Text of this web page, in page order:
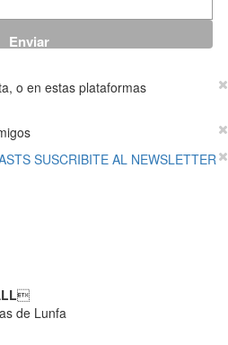
o en estas plataformas
SUSCRIBITE AL NEWSLETTER

de Lunfa